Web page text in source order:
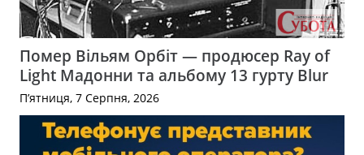
Помер Вільям Орбіт — продюсер Ray of
Light Мадонни та альбому 13 гурту Blur
П’ятниця, 7 Серпня, 2026